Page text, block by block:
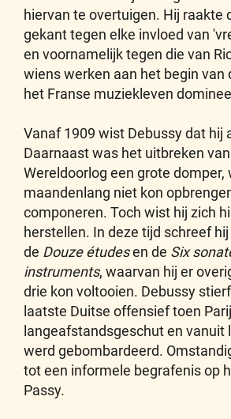
hiervan te overtuigen. Hij raakte
gekant tegen elke invloed van
en voornamelijk tegen die van
wiens werken aan het begin van
het Franse muziekleven
Vanaf 1909 wist Debussy dat hij
Daarnaast was het uitbreken
Wereldoorlog een grote domper,
maandenlang niet kon
componeren. Toch wist hij zich
herstellen. In deze tijd schreef
de Douze étudesen de Six
instruments, waarvan hij er
drie kon voltooien. Debussy
laatste Duitse offensief toen
langeafstandsgeschut en vanuit
werd gebombardeerd.
tot een informele begrafenis op
Passy.